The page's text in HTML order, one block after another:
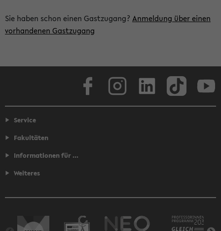
Sie haben schon einen Gastzugang? Anmeldung über einen
vorhandenen Gastzugang
Service
Fakultäten
Informationen für ...
Weiteres